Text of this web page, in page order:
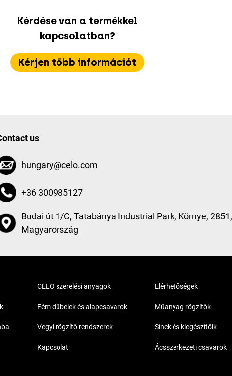
Kérdése van a termékkel
kapcsolatban?
Kérjen több információt
us
hungary@celo.com
+36 300985127
Budai út 1/C, Tatabánya Industrial Park, Környe, 2851,
Magyarország
CELO szerelési anyagok
Fém dűbelek és alapcsavarok
Vegyi rögzítő rendszerek
Kapcsolat
Elérhetőségek
Műanyag rögzítők
Sínek és kiegészítőik
Ácsszerkezeti csavarok